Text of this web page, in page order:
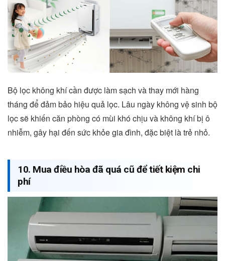
Bộ lọc không khí cần được làm sạch và thay mới hàng
tháng để đảm bảo hiệu quả lọc. Lâu ngày không vệ sinh bộ
lọc sẽ khiến căn phòng có mùi khó chịu và không khí bị ô
nhiễm, gây hại đến sức khỏe gia đình, đặc biệt là trẻ nhỏ.
10. Mua điều hòa đã quá cũ để tiết kiệm chi
phí